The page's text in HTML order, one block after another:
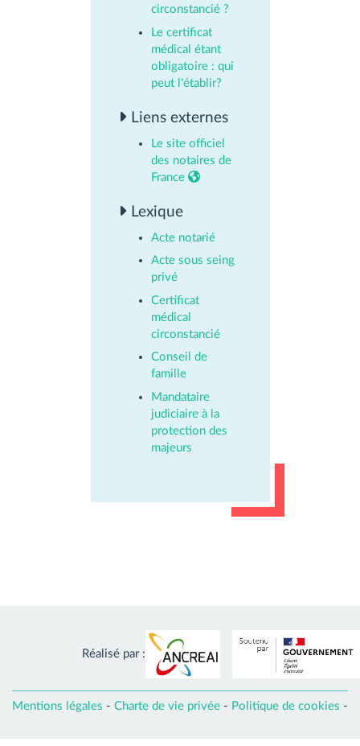
circonstancié ?
Le certificat
médical étant
obligatoire : qui
peut l'établir?
Liens externes
Le site officiel
des notaires de
France
Lexique
Acte notarié
Acte sous seing
privé
Certificat
médical
circonstancié
Conseil de
famille
Mandataire
judiciaire à la
protection des
majeurs
Réalisé par :
Mentions légales - Charte de vie privée - Politique de cookies -